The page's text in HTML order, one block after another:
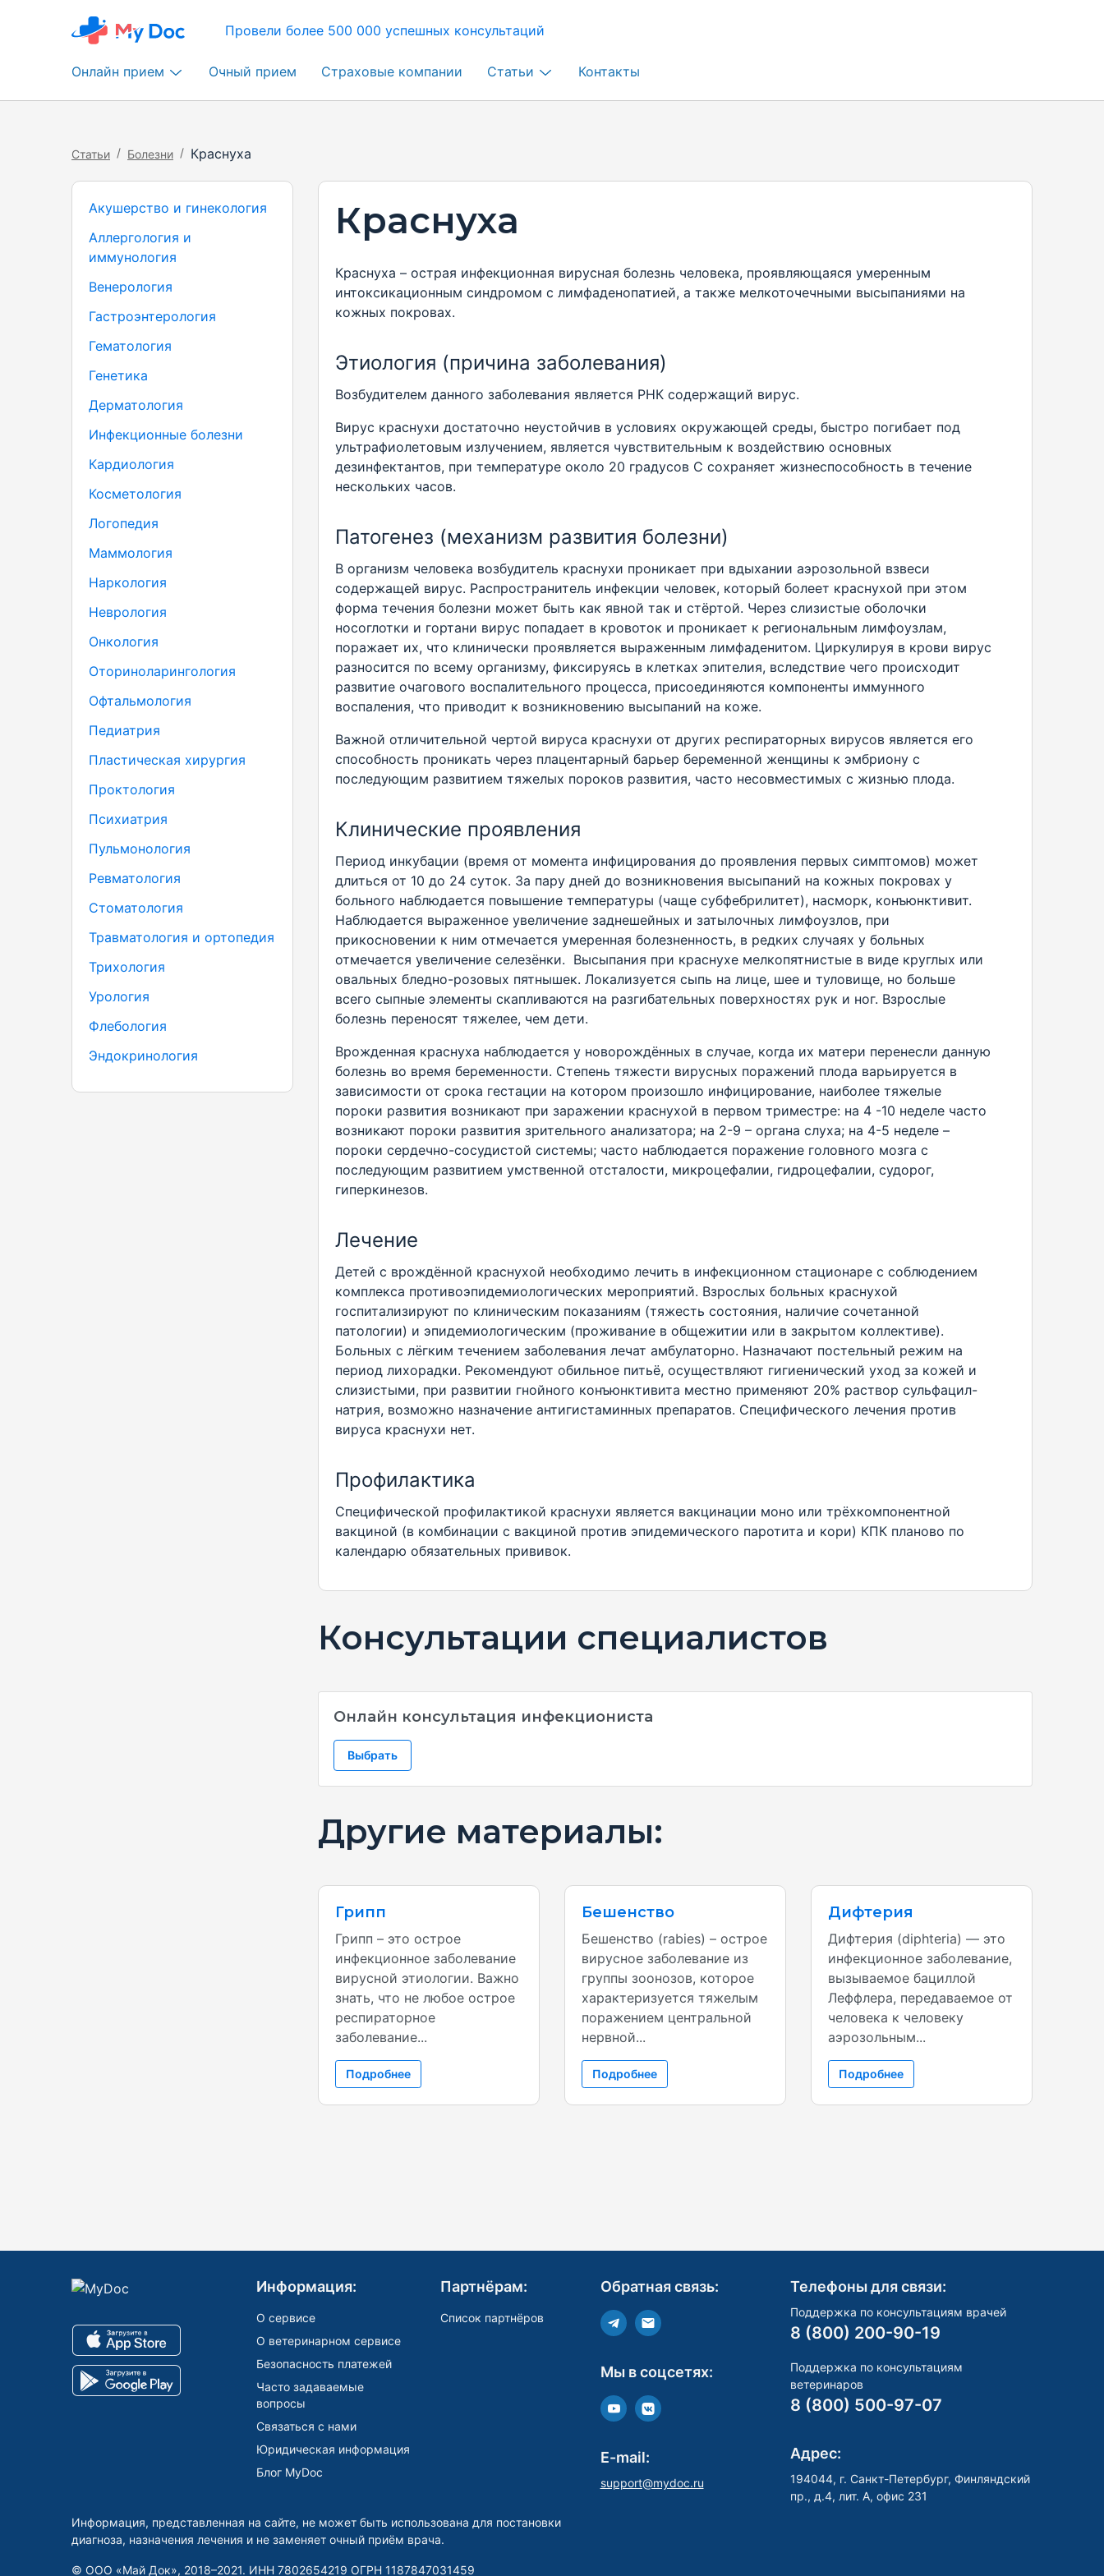
Провели более 500 000 успешных консультаций
Онлайн прием Очный прием Страховые компании Статьи Контакты
Статьи / Болезни / Краснуха
Акушерство и гинекология
Аллергология и
иммунология
Венерология
Гастроэнтерология
Гематология
Генетика
Дерматология
Инфекционные болезни
Кардиология
Косметология
Логопедия
Маммология
Наркология
Неврология
Онкология
Оториноларингология
Офтальмология
Педиатрия
Пластическая хирургия
Проктология
Психиатрия
Пульмонология
Ревматология
Стоматология
Травматология и ортопедия
Трихология
Урология
Флебология
Эндокринология
Краснуха
Краснуха – острая инфекционная вирусная болезнь человека, проявляющаяся умеренным
интоксикационным синдромом с лимфаденопатией, а также мелкоточечными высыпаниями на
кожных покровах.
Этиология (причина заболевания)
Возбудителем данного заболевания является РНК содержащий вирус.
Вирус краснухи достаточно неустойчив в условиях окружающей среды, быстро погибает под
ультрафиолетовым излучением, является чувствительным к воздействию основных
дезинфектантов, при температуре около 20 градусов С сохраняет жизнеспособность в течение
нескольких часов.
Патогенез (механизм развития болезни)
В организм человека возбудитель краснухи проникает при вдыхании аэрозольной взвеси
содержащей вирус. Распространитель инфекции человек, который болеет краснухой при этом
форма течения болезни может быть как явной так и стёртой. Через слизистые оболочки
носоглотки и гортани вирус попадает в кровоток и проникает к региональным лимфоузлам,
поражает их, что клинически проявляется выраженным лимфаденитом. Циркулируя в крови вирус
разносится по всему организму, фиксируясь в клетках эпителия, вследствие чего происходит
развитие очагового воспалительного процесса, присоединяются компоненты иммунного
воспаления, что приводит к возникновению высыпаний на коже.
Важной отличительной чертой вируса краснухи от других респираторных вирусов является его
способность проникать через плацентарный барьер беременной женщины к эмбриону с
последующим развитием тяжелых пороков развития, часто несовместимых с жизнью плода.
Клинические проявления
Период инкубации (время от момента инфицирования до проявления первых симптомов) может
длиться от 10 до 24 суток. За пару дней до возникновения высыпаний на кожных покровах у
больного наблюдается повышение температуры (чаще субфебрилитет), насморк, конъюнктивит.
Наблюдается выраженное увеличение заднешейных и затылочных лимфоузлов, при
прикосновении к ним отмечается умеренная болезненность, в редких случаях у больных
отмечается увеличение селезёнки. Высыпания при краснухе мелкопятнистые в виде круглых или
овальных бледно-розовых пятнышек. Локализуется сыпь на лице, шее и туловище, но больше
всего сыпные элементы скапливаются на разгибательных поверхностях рук и ног. Взрослые
болезнь переносят тяжелее, чем дети.
Врожденная краснуха наблюдается у новорождённых в случае, когда их матери перенесли данную
болезнь во время беременности. Степень тяжести вирусных поражений плода варьируется в
зависимости от срока гестации на котором произошло инфицирование, наиболее тяжелые
пороки развития возникают при заражении краснухой в первом триместре: на 4 -10 неделе часто
возникают пороки развития зрительного анализатора; на 2-9 – органа слуха; на 4-5 неделе –
пороки сердечно-сосудистой системы; часто наблюдается поражение головного мозга с
последующим развитием умственной отсталости, микроцефалии, гидроцефалии, судорог,
гиперкинезов.
Лечение
Детей с врождённой краснухой необходимо лечить в инфекционном стационаре с соблюдением
комплекса противоэпидемиологических мероприятий. Взрослых больных краснухой
госпитализируют по клиническим показаниям (тяжесть состояния, наличие сочетанной
патологии) и эпидемиологическим (проживание в общежитии или в закрытом коллективе).
Больных с лёгким течением заболевания лечат амбулаторно. Назначают постельный режим на
период лихорадки. Рекомендуют обильное питьё, осуществляют гигиенический уход за кожей и
слизистыми, при развитии гнойного конъюнктивита местно применяют 20% раствор сульфацил-
натрия, возможно назначение антигистаминных препаратов. Специфического лечения против
вируса краснухи нет.
Профилактика
Специфической профилактикой краснухи является вакцинации моно или трёхкомпонентной
вакциной (в комбинации с вакциной против эпидемического паротита и кори) КПК планово по
календарю обязательных прививок.
Консультации специалистов
Онлайн консультация инфекциониста
Выбрать
Другие материалы:
Грипп
Грипп – это острое
инфекционное заболевание
вирусной этиологии. Важно
знать, что не любое острое
респираторное
заболевание...
Подробнее
Бешенство
Бешенство (rabies) – острое
вирусное заболевание из
группы зоонозов, которое
характеризуется тяжелым
поражением центральной
нервной...
Подробнее
Дифтерия
Дифтерия (diphteria) — это
инфекционное заболевание,
вызываемое бациллой
Леффлера, передаваемое от
человека к человеку
аэрозольным...
Подробнее
Информация:
О сервисе
О ветеринарном сервисе
Безопасность платежей
Часто задаваемые
вопросы
Связаться с нами
Юридическая информация
Блог MyDoc
Партнёрам:
Список партнёров
Обратная связь:
Мы в соцсетях:
E-mail:
support@mydoc.ru
Телефоны для связи:
Поддержка по консультациям врачей
8 (800) 200-90-19
Поддержка по консультациям
ветеринаров
8 (800) 500-97-07
Адрес:
194044, г. Санкт-Петербург, Финляндский
пр., д.4, лит. А, офис 231
Информация, представленная на сайте, не может быть использована для постановки
диагноза, назначения лечения и не заменяет очный приём врача.
© ООО «Май Док», 2018–2021. ИНН 7802654219 ОГРН 1187847031459